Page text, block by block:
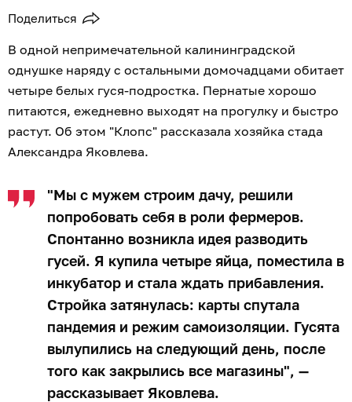
Поделиться
В одной непримечательной калининградской
однушке наряду с остальными домочадцами обитает
четыре белых гуся-подростка. Пернатые хорошо
питаются, ежедневно выходят на прогулку и быстро
растут. Об этом "Клопс" рассказала хозяйка стада
Александра Яковлева.
"Мы с мужем строим дачу, решили
попробовать себя в роли фермеров.
Спонтанно возникла идея разводить
гусей. Я купила четыре яйца, поместила в
инкубатор и стала ждать прибавления.
Стройка затянулась: карты спутала
пандемия и режим самоизоляции. Гусята
вылупились на следующий день, после
того как закрылись все магазины", —
рассказывает Яковлева.